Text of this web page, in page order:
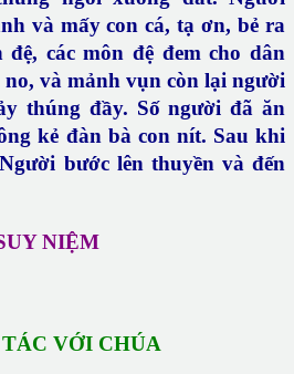
và mấy con cá, tạ ơn, bẻ ra
các môn đệ đem cho dân
no, và mảnh vụn còn lại người
thúng đầy. Số người đã ăn
kẻ đàn bà con nít. Sau khi
bước lên thuyền và đến
NIỆM
TÁC VỚI CHÚA